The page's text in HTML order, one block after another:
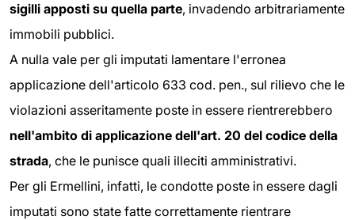
sigilli apposti su quella parte, invadendo arbitrariamente
immobili pubblici.
A nulla vale per gli imputati lamentare l'erronea
applicazione dell'articolo 633 cod. pen., sul rilievo che le
violazioni asseritamente poste in essere rientrerebbero
nell'ambito di applicazione dell'art. 20 del codice della
strada, che le punisce quali illeciti amministrativi.
Per gli Ermellini, infatti, le condotte poste in essere dagli
imputati sono state fatte correttamente rientrare